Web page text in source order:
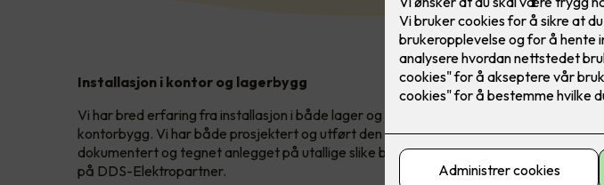
Installasjon i kontor og lagerbygg
Vi har bred erfaring fra installasjon i både lager og produksjonslokaler, samt
kontorbygg. Vi har både prosjektert og utført den elektriske installasjonen samt
dokumentert og tegnet anlegget på utallige slike bygg. Vi tegner og prosjekterer
på DDS-Elektropartner.